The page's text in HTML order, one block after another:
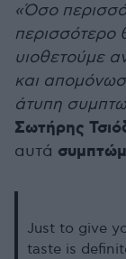
«Όσο
περισσότερο
υιοθετούμε
και
άτυπη
Σωτήρης
αυτά
Just to give
taste is